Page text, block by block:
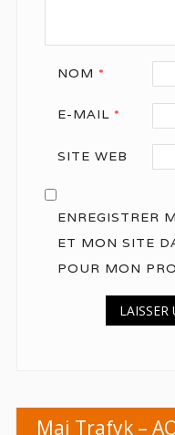
NOM *
E-MAIL *
SITE WEB
ENREGISTRER
ET MON SITE
POUR MON
Maj Trafyk –